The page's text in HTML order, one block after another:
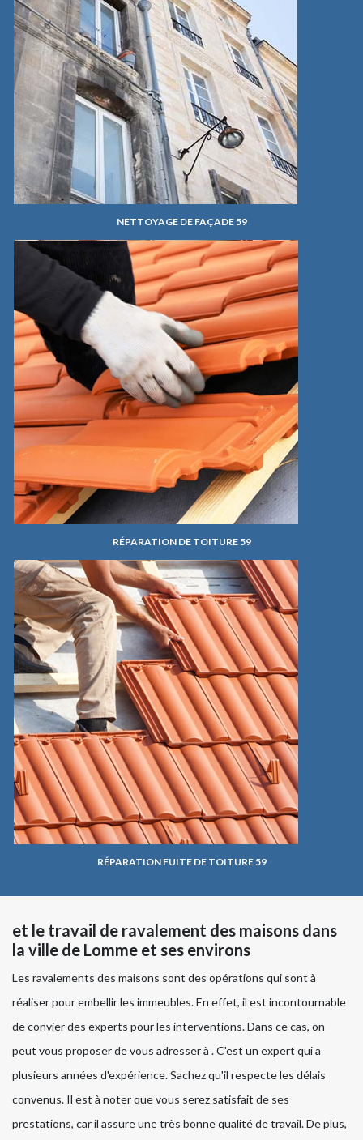
NETTOYAGE DE FAÇADE 59
RÉPARATION DE TOITURE 59
RÉPARATION FUITE DE TOITURE 59
et le travail de ravalement des maisons dans
la ville de Lomme et ses environs
Les ravalements des maisons sont des opérations qui sont à
réaliser pour embellir les immeubles. En effet, il est incontournable
de convier des experts pour les interventions. Dans ce cas, on
peut vous proposer de vous adresser à . C'est un expert qui a
plusieurs années d'expérience. Sachez qu'il respecte les délais
convenus. Il est à noter que vous serez satisfait de ses
prestations, car il assure une très bonne qualité de travail. De plus,